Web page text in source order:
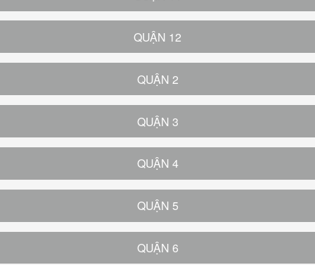
QUẬN 12
QUẬN 2
QUẬN 3
QUẬN 4
QUẬN 5
QUẬN 6